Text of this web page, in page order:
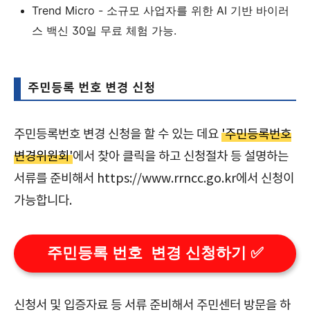
Trend Micro - 소규모 사업자를 위한 AI 기반 바이러
스 백신 30일 무료 체험 가능.
주민등록 번호 변경 신청
주민등록번호 변경 신청을 할 수 있는 데요'주민등록번호
변경위원회'에서 찾아 클릭을 하고 신청절차 등 설명하는
서류를 준비해서 https://www.rrncc.go.kr에서 신청이
가능합니다.
주민등록 번호 변경 신청하기 ✅
신청서 및 입증자료 등 서류 준비해서 주민센터 방문을 하